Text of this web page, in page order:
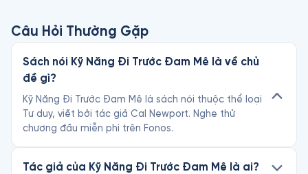
Câu Hỏi Thường Gặp
Sách nói Kỹ Năng Đi Trước Đam Mê là về chủ
đề gì?
Kỹ Năng Đi Trước Đam Mê là sách nói thuộc thể loại
Tư duy, viết bởi tác giả Cal Newport. Nghe thử
chương đầu miễn phí trên Fonos.
Tác giả của Kỹ Năng Đi Trước Đam Mê là ai?